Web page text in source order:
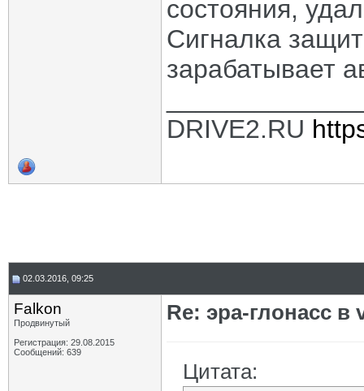
состояния,
Сигналка
зарабатывает
DRIVE2.RU
02.03.2016, 09:25
Falkon
Продвинутый
Регистрация: 29.08.2015
Сообщений: 639
Re: эра-глонасс в
Цитата: